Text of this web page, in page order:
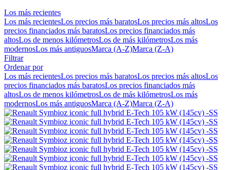
Los más recientes
Los más recientesLos precios más baratosLos precios más altosLos
precios financiados más baratosLos precios financiados más
altosLos de menos kilómetrosLos de más kilómetrosLos más
modernosLos más antiguosMarca (A-Z)Marca (Z-A)
Filtrar
Ordenar por
Los más recientesLos precios más baratosLos precios más altosLos
precios financiados más baratosLos precios financiados más
altosLos de menos kilómetrosLos de más kilómetrosLos más
modernosLos más antiguosMarca (A-Z)Marca (Z-A)